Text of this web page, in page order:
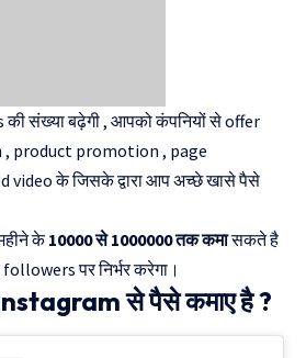
संख्या बढ़ेगी , आपको कंपनियों से offer
product promotion , page
के जिसके द्वारा आप अच्छे खासे पैसे
के10000 से 1000000 तक कमासकते है
पर निर्भर करेगा।
से पैसे कमाए है ?